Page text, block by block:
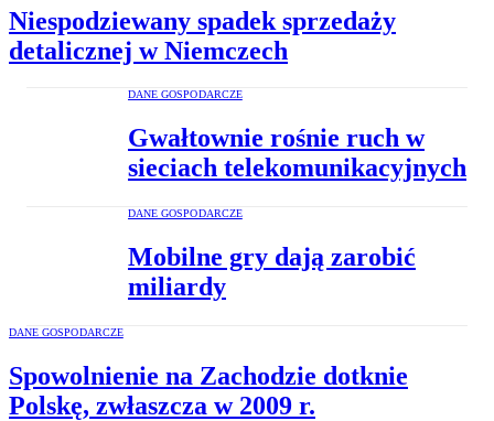
Niespodziewany spadek sprzedaży
detalicznej w Niemczech
DANE GOSPODARCZE
Gwałtownie rośnie ruch w
sieciach telekomunikacyjnych
DANE GOSPODARCZE
Mobilne gry dają zarobić
miliardy
DANE GOSPODARCZE
Spowolnienie na Zachodzie dotknie
Polskę, zwłaszcza w 2009 r.